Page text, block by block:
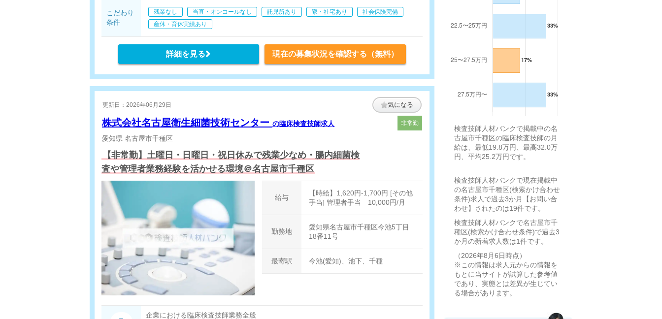
こだわり
条件
残業なし 当直・オンコールなし 託児所あり 寮・社宅あり
社会保険完備
産休・育休実績あり
詳細を見る 現在の募集状況を確認する（無料）
更新日：2026年06月29日 気になる
株式会社名古屋衛生細菌技術センター の臨床検査技師求人 非常勤
愛知県 名古屋市千種区
【非常勤】土曜日・日曜日・祝日休みで残業少なめ・腸内細菌検
査や管理者業務経験を活かせる環境＠名古屋市千種区
給与
【時給】1,620円-1,700円 [その他
手当] 管理者手当 10,000円/月
勤務地
愛知県名古屋市千種区今池5丁目
18番11号
最寄駅 今池(愛知)、池下、千種
企業における臨床検査技師業務全般
検査技師人材バンクで掲載中の名
古屋市千種区の臨床検査技師の月
給は、最低19.8万円、最高32.0万
円、平均25.2万円です。
検査技師人材バンクで現在掲載中
の名古屋市千種区(検索かけ合わせ
条件)求人で過去3か月【お問い合
わせ】されたのは19件です。
検査技師人材バンクで名古屋市千
種区(検索かけ合わせ条件)で過去3
か月の新着求人数は1件です。
（2026年8月6日時点）
※この情報は求人元からの情報を
もとに当サイトが試算した参考値
であり、実態とは差異が生じてい
る場合があります。